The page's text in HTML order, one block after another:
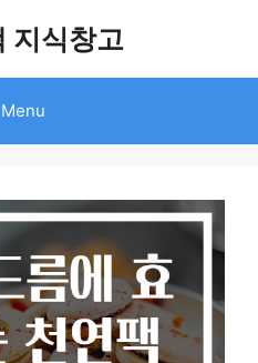
지식창고
Menu